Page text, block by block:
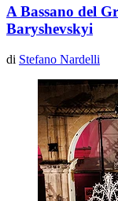
A Bassano del
Baryshevskyi
di Stefano Nardelli